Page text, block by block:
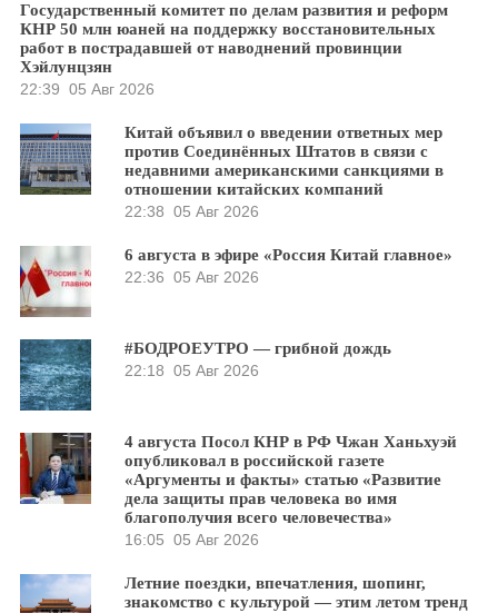
Государственный комитет по делам развития и реформ
КНР 50 млн юаней на поддержку восстановительных
работ в пострадавшей от наводнений провинции
Хэйлунцзян
22:39 05 Авг 2026
Китай объявил о введении ответных мер
против Соединённых Штатов в связи с
недавними американскими санкциями в
отношении китайских компаний
22:38 05 Авг 2026
6 августа в эфире «Россия Китай главное»
22:36 05 Авг 2026
#БОДРОЕУТРО — грибной дождь
22:18 05 Авг 2026
4 августа Посол КНР в РФ Чжан Ханьхуэй
опубликовал в российской газете
«Аргументы и факты» статью «Развитие
дела защиты прав человека во имя
благополучия всего человечества»
16:05 05 Авг 2026
Летние поездки, впечатления, шопинг,
знакомство с культурой — этим летом тренд